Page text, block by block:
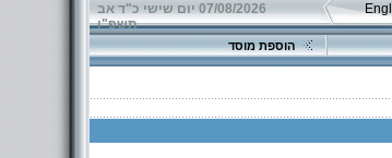
07/08/2026 יום שישי כ"ד אב
תשפ"ו
הוספת מוסד